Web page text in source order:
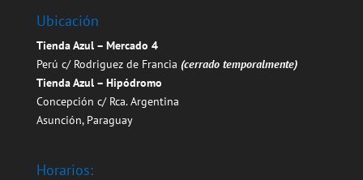
Ubicación
Tienda Azul – Mercado 4
Perú c/ Rodriguez de Francia (cerrado temporalmente)
Tienda Azul – Hipódromo
Concepción c/ Rca. Argentina
Asunción, Paraguay
Horarios: